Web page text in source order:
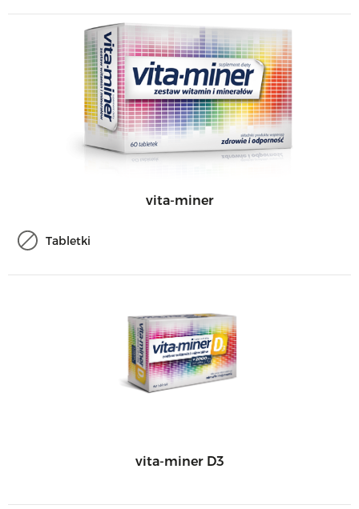
vita-miner
Tabletki
vita-miner D3